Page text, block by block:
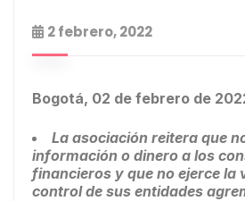
2 febrero, 2022
Bogotá, 02 de febrero de
La asociación reitera que
información o dinero a los
financieros y que no ejerce la
control de sus entidades